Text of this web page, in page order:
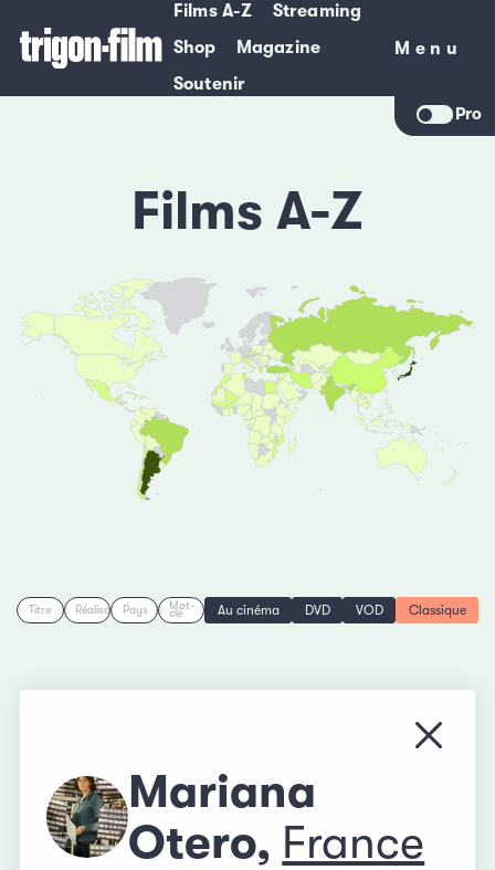
Films A-Z
Streaming
Shop
Magazine
Soutenir
Menu
Menu
Pro
Films A-Z
Titre RéalisationPays Mot-
clé Au cinéma DVD VOD Classique
Mariana
Otero, France